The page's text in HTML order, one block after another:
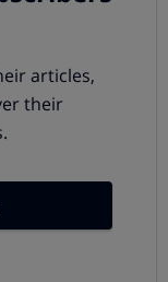
los
y de mayor